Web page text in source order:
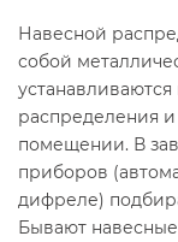
Навесной
собой
распределения
помещении. В
приборов
дифреле)
Бывают